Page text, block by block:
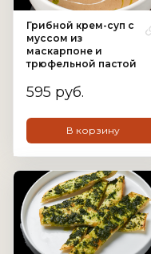
Грибной крем-суп с
муссом из
маскарпоне и
трюфельной пастой
595 руб.
В корзину